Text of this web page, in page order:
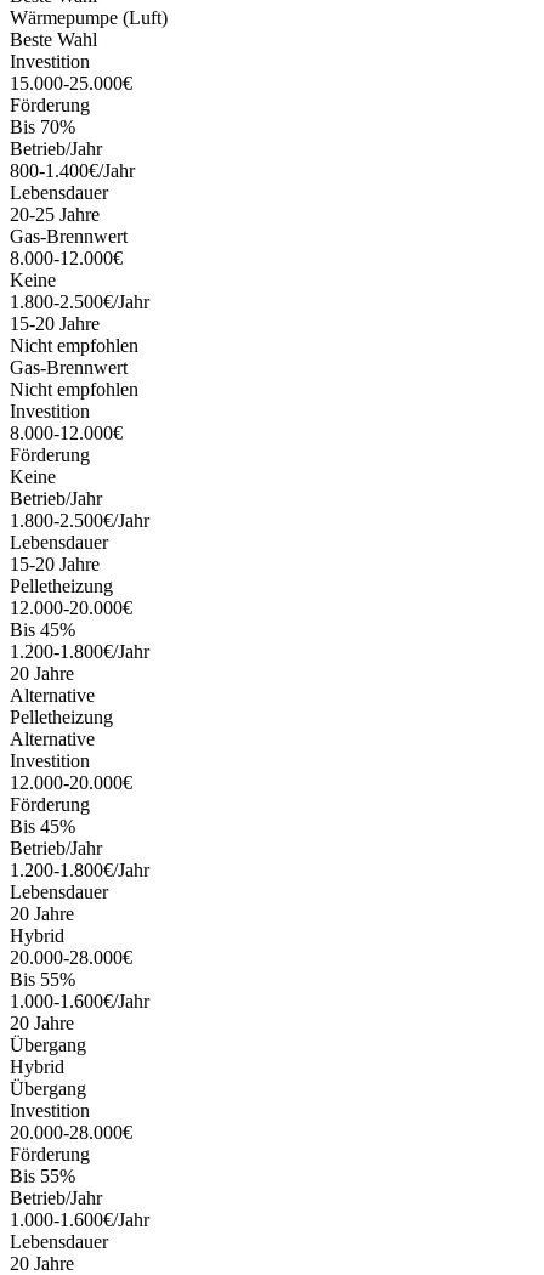
Wärmepumpe (Luft)
Beste Wahl
Investition
15.000-25.000€
Förderung
Bis 70%
Betrieb/Jahr
800-1.400€/Jahr
Lebensdauer
20-25 Jahre
Gas-Brennwert
8.000-12.000€
Keine
1.800-2.500€/Jahr
15-20 Jahre
Nicht empfohlen
Gas-Brennwert
Nicht empfohlen
Investition
8.000-12.000€
Förderung
Keine
Betrieb/Jahr
1.800-2.500€/Jahr
Lebensdauer
15-20 Jahre
Pelletheizung
12.000-20.000€
Bis 45%
1.200-1.800€/Jahr
20 Jahre
Alternative
Pelletheizung
Alternative
Investition
12.000-20.000€
Förderung
Bis 45%
Betrieb/Jahr
1.200-1.800€/Jahr
Lebensdauer
20 Jahre
Hybrid
20.000-28.000€
Bis 55%
1.000-1.600€/Jahr
20 Jahre
Übergang
Hybrid
Übergang
Investition
20.000-28.000€
Förderung
Bis 55%
Betrieb/Jahr
1.000-1.600€/Jahr
Lebensdauer
20 Jahre